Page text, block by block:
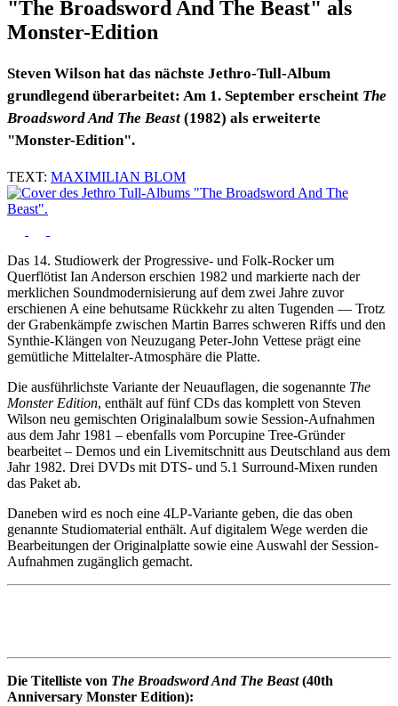
"The Broadsword And The Beast" als
Monster-Edition
Steven Wilson hat das nächste Jethro-Tull-Album
grundlegend überarbeitet: Am 1. September erscheint The
Broadsword And The Beast (1982) als erweiterte
"Monster-Edition".
TEXT: MAXIMILIAN BLOM
Das 14. Studiowerk der Progressive- und Folk-Rocker um
Querflötist Ian Anderson erschien 1982 und markierte nach der
merklichen Soundmodernisierung auf dem zwei Jahre zuvor
erschienen A eine behutsame Rückkehr zu alten Tugenden — Trotz
der Grabenkämpfe zwischen Martin Barres schweren Riffs und den
Synthie-Klängen von Neuzugang Peter-John Vettese prägt eine
gemütliche Mittelalter-Atmosphäre die Platte.
Die ausführlichste Variante der Neuauflagen, die sogenannte The
Monster Edition, enthält auf fünf CDs das komplett von Steven
Wilson neu gemischten Originalalbum sowie Session-Aufnahmen
aus dem Jahr 1981 – ebenfalls vom Porcupine Tree-Gründer
bearbeitet – Demos und ein Livemitschnitt aus Deutschland aus dem
Jahr 1982. Drei DVDs mit DTS- und 5.1 Surround-Mixen runden
das Paket ab.
Daneben wird es noch eine 4LP-Variante geben, die das oben
genannte Studiomaterial enthält. Auf digitalem Wege werden die
Bearbeitungen der Originalplatte sowie eine Auswahl der Session-
Aufnahmen zugänglich gemacht.
Die Titelliste von The Broadsword And The Beast(40th
Anniversary Monster Edition):